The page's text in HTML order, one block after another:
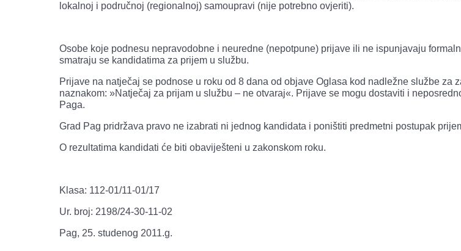
lokalnoj i područnoj (regionalnoj) samoupravi (nije potrebno ovjeriti).
Osobe koje podnesu nepravodobne i neuredne (nepotpune) prijave ili ne ispunjavaju
smatraju se kandidatima za prijem u službu.
Prijave na natječaj se podnose u roku od 8 dana od objave Oglasa kod nadležne službe za
naznakom: »Natječaj za prijam u službu – ne otvaraj«. Prijave se mogu dostaviti i
Paga.
Grad Pag pridržava pravo ne izabrati ni jednog kandidata i poništiti predmetni postupak
O rezultatima kandidati će biti obaviješteni u zakonskom roku.
Klasa: 112-01/11-01/17
Ur. broj: 2198/24-30-11-02
Pag, 25. studenog 2011.g.